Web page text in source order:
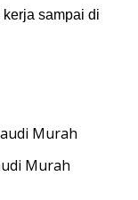
sampai di
Murah